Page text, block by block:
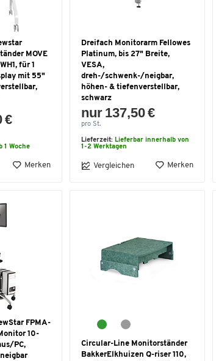
MOVE
für 1
mit 55"
€
1 Woche
Merken
Dreifach Monitorarm Fellowes
Platinum, bis 27" Breite,
VESA,
dreh-/schwenk-/neigbar,
höhen- & tiefenverstellbar,
schwarz
nur 137,50 €
pro St.
Lieferzeit: Lieferbar innerhalb von
1-2 Werktagen
Vergleichen Merken
FPMA-
10-
PC,
Circular-Line Monitorständer
BakkerElkhuizen Q-riser 110,